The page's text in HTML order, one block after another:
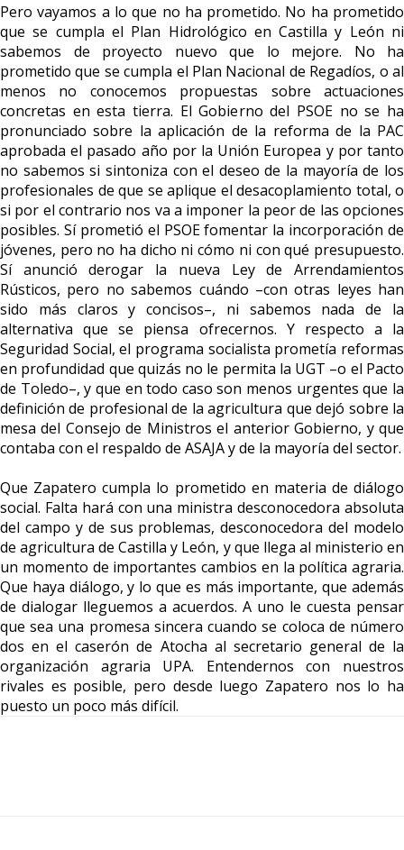
Pero vayamos a lo que no ha prometido. No ha prometido
que se cumpla el Plan Hidrológico en Castilla y León ni
sabemos de proyecto nuevo que lo mejore. No ha
prometido que se cumpla el Plan Nacional de Regadíos, o al
menos no conocemos propuestas sobre actuaciones
concretas en esta tierra. El Gobierno del PSOE no se ha
pronunciado sobre la aplicación de la reforma de la PAC
aprobada el pasado año por la Unión Europea y por tanto
no sabemos si sintoniza con el deseo de la mayoría de los
profesionales de que se aplique el desacoplamiento total, o
si por el contrario nos va a imponer la peor de las opciones
posibles. Sí prometió el PSOE fomentar la incorporación de
jóvenes, pero no ha dicho ni cómo ni con qué presupuesto.
Sí anunció derogar la nueva Ley de Arrendamientos
Rústicos, pero no sabemos cuándo –con otras leyes han
sido más claros y concisos–, ni sabemos nada de la
alternativa que se piensa ofrecernos. Y respecto a la
Seguridad Social, el programa socialista prometía reformas
en profundidad que quizás no le permita la UGT –o el Pacto
de Toledo–, y que en todo caso son menos urgentes que la
definición de profesional de la agricultura que dejó sobre la
mesa del Consejo de Ministros el anterior Gobierno, y que
contaba con el respaldo de ASAJA y de la mayoría del sector.
Que Zapatero cumpla lo prometido en materia de diálogo
social. Falta hará con una ministra desconocedora absoluta
del campo y de sus problemas, desconocedora del modelo
de agricultura de Castilla y León, y que llega al ministerio en
un momento de importantes cambios en la política agraria.
Que haya diálogo, y lo que es más importante, que además
de dialogar lleguemos a acuerdos. A uno le cuesta pensar
que sea una promesa sincera cuando se coloca de número
dos en el caserón de Atocha al secretario general de la
organización agraria UPA. Entendernos con nuestros
rivales es posible, pero desde luego Zapatero nos lo ha
puesto un poco más difícil.